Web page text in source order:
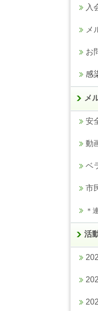
入
メ
お
感
メ
安
動
ベ
市
＊
活